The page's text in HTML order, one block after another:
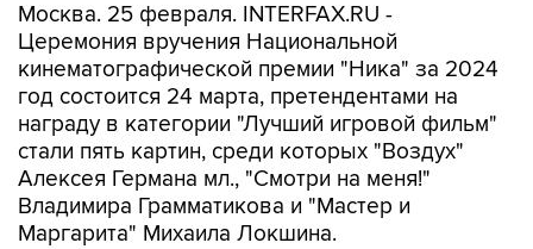
Москва. 25 февраля. INTERFAX.RU -
Церемония вручения Национальной
кинематографической премии "Ника" за 2024
год состоится 24 марта, претендентами на
награду в категории "Лучший игровой фильм"
стали пять картин, среди которых "Воздух"
Алексея Германа мл., "Смотри на меня!"
Владимира Грамматикова и "Мастер и
Маргарита" Михаила Локшина.